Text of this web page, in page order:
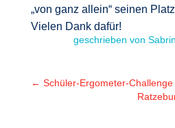
„von ganz allein“ seinen
Vielen Dank dafür!
geschrieben von
← Schüler-Ergometer-Challenge